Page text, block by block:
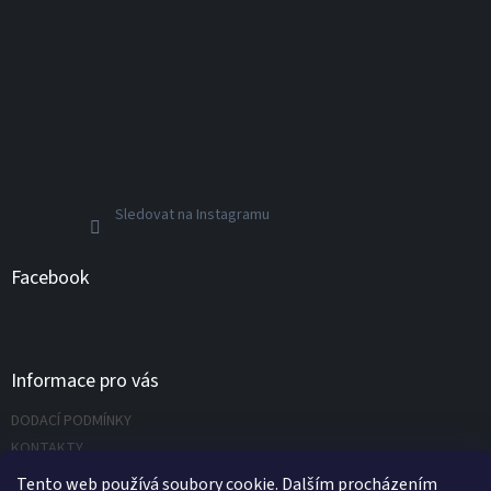
Tento web používá soubory cookie. Dalším procházením
Sledovat na Instagramu
Facebook
Informace pro vás
DODACÍ PODMÍNKY
KONTAKTY
Napište nám